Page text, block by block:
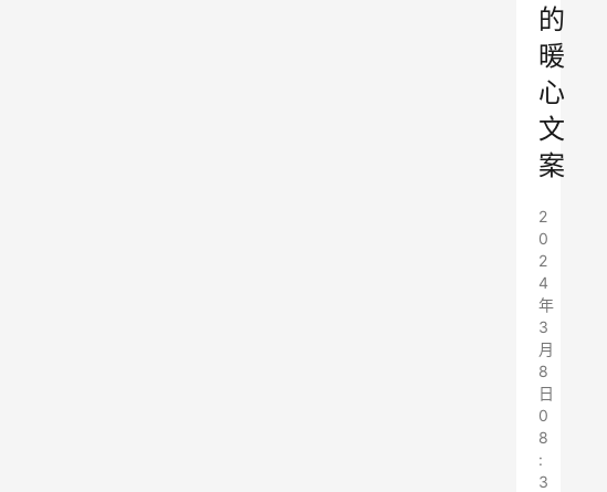
的
暖
心
文
案
2
0
2
4
年
3
月
8
日
0
8
:
3